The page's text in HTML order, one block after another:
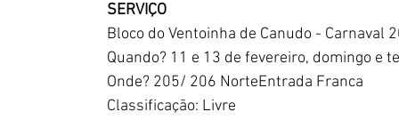
SERVIÇO
Bloco do Ventoinha de Canudo - Carnaval
Quando? 11 e 13 de fevereiro, domingo e
Onde? 205/ 206 NorteEntrada Franca
Classificação: Livre